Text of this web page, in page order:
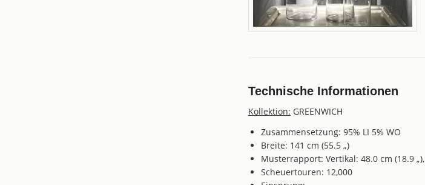
Technische Informationen
Kollektion: GREENWICH
Zusammensetzung: 95% LI 5% WO
Breite: 141 cm (55.5 „)
Musterrapport: Vertikal: 48.0 cm (18.9
Scheuertouren: 12,000